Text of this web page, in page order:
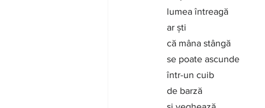
lumea întreagă
ar ști
că mâna stângă
se poate ascunde
într-un cuib
de barză